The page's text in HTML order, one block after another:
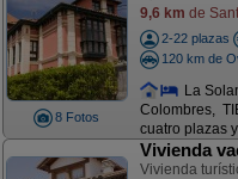
8 Fotos
9,6 km de
2-22 plazas
120 km de
La
Colombres,
cuatro plazas
Vivienda
Vivienda